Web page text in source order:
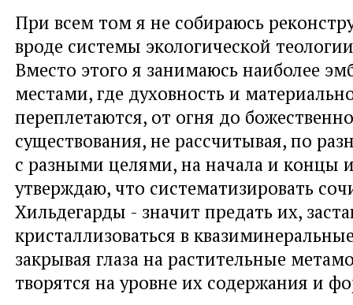
При всем том я не собираюсь
вроде системы экологической
Вместо этого я занимаюсь наиболее
местами, где духовность и
переплетаются, от огня до
существования, не рассчитывая, по
с разными целями, на начала и концы
утверждаю, что систематизировать
Хильдегарды - значит предать их,
кристаллизоваться в
закрывая глаза на растительные
творятся на уровне их содержания и